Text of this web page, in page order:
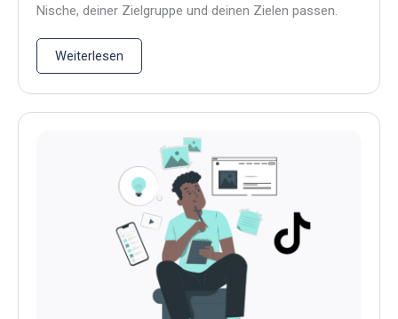
Nische, deiner Zielgruppe und deinen Zielen passen.
Weiterlesen